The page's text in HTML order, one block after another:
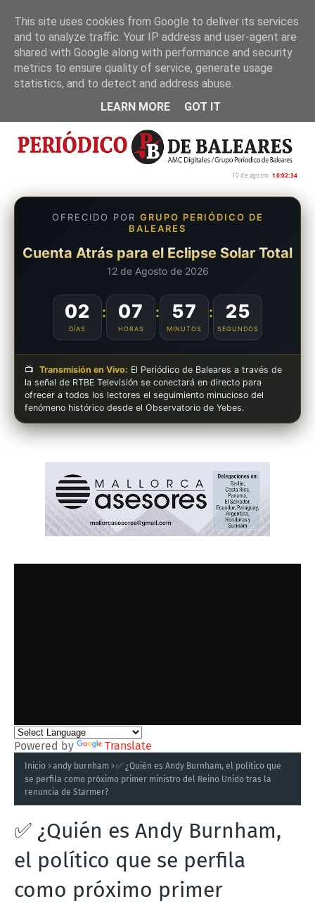
Inicio Nosotros Política de privacidad
10 de agosto 10:02:35
OFRECIDO POR GRUPO PERIÓDICO DE
BALEARES
Cuenta Atrás para el Eclipse Solar Total
12 de Agosto de 2026
02
DÍAS
: 07
HORAS
: 57
MINUTOS
: 24
SEGUNDOS
📺 Transmisión en Vivo: El Periódico de Baleares a través de
la señal de RTBE Televisión se conectará en directo para
ofrecer a todos los lectores el seguimiento minucioso del
fenómeno histórico desde el Observatorio de Yebes.
Powered by Translate
Inicio andy burnham
✅ ¿Quién es Andy Burnham, el político que
se perfila como próximo primer ministro del Reino Unido tras la
renuncia de Starmer?
✅ ¿Quién es Andy Burnham,
el político que se perfila
como próximo primer
This site uses cookies from Google to deliver its services
and to analyze traffic. Your IP address and user-agent are
shared with Google along with performance and security
metrics to ensure quality of service, generate usage
statistics, and to detect and address abuse.
LEARN MORE
GOT IT